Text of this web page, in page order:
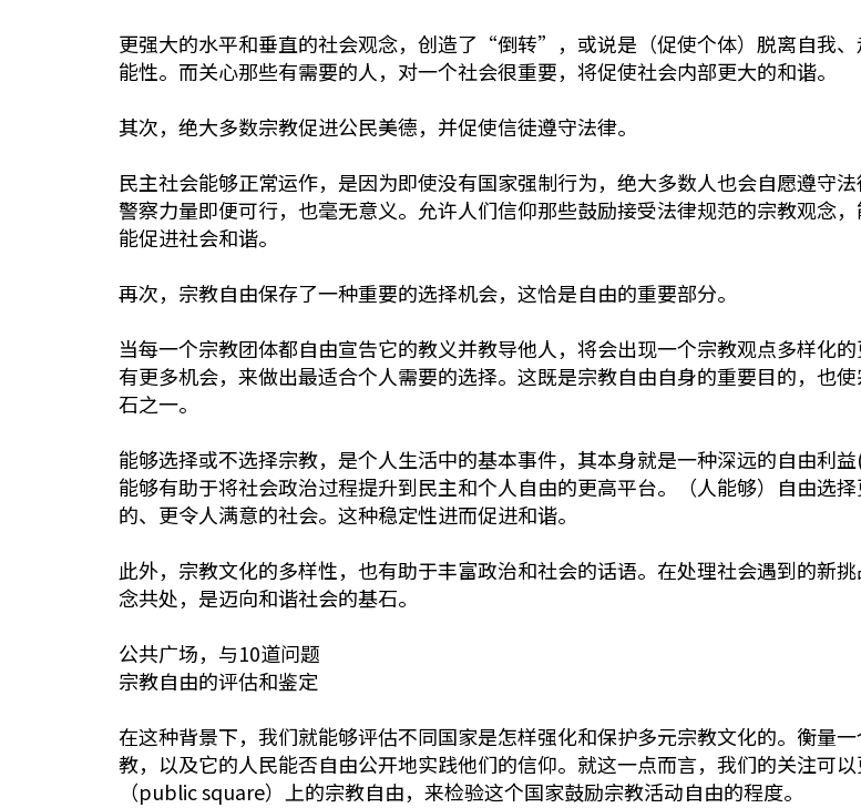
更强大的水平和垂直的社会观念，创造了“倒转”，或说是（促使个体）脱离自我
能性。而关心那些有需要的人，对一个社会很重要，将促使社会内部更大的和谐。
其次，绝大多数宗教促进公民美德，并促使信徒遵守法律。
民主社会能够正常运作，是因为即使没有国家强制行为，绝大多数人也会自愿遵守
警察力量即便可行，也毫无意义。允许人们信仰那些鼓励接受法律规范的宗教观念
能促进社会和谐。
再次，宗教自由保存了一种重要的选择机会，这恰是自由的重要部分。
当每一个宗教团体都自由宣告它的教义并教导他人，将会出现一个宗教观点多样化
有更多机会，来做出最适合个人需要的选择。这既是宗教自由自身的重要目的，也
石之一。
能够选择或不选择宗教，是个人生活中的基本事件，其本身就是一种深远的自由
能够有助于将社会政治过程提升到民主和个人自由的更高平台。（人能够）自由选
的、更令人满意的社会。这种稳定性进而促进和谐。
此外，宗教文化的多样性，也有助于丰富政治和社会的话语。在处理社会遇到的新
念共处，是迈向和谐社会的基石。
公共广场，与10道问题
宗教自由的评估和鉴定
在这种背景下，我们就能够评估不同国家是怎样强化和保护多元宗教文化的。衡量
教，以及它的人民能否自由公开地实践他们的信仰。就这一点而言，我们的关注可
（public square）上的宗教自由，来检验这个国家鼓励宗教活动自由的程度。